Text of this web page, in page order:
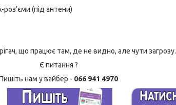
роз’єми (під антени)
що працює там, де не видно, але чути загрозу.
Є питання ?
нам у вайбер - 066 941 4970